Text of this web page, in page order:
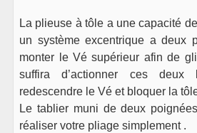
La plieuse à tôle a une capacité
un système excentrique a deux
monter le Vé supérieur afin de
suffira d’actionner ces deux
redescendre le Vé et bloquer la
Le tablier muni de deux
réaliser votre pliage simplement .